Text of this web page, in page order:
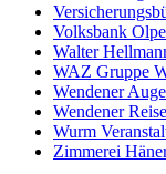
Volksbank
Walter
WAZ Gruppe
Wendener
Wendener
Wurm
Zimmerei